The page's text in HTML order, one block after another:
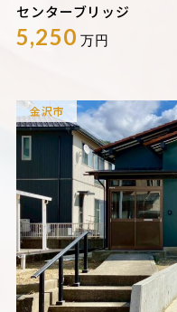
センターブリッジ
5,250 万円
金沢市